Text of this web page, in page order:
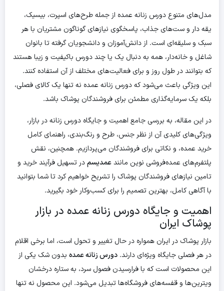
مدل‌های متنوع دورس زنانه عمده از جمله طرح‌های اسپرت، بیسیک،
یقه دار و ست‌های جذاب، پاسخگوی نیازهای گوناگون مشتریان با هر
سبک و سلیقه‌ای است. از دانش‌آموزان و دانشجویان گرفته تا بانوان
شاغل و خانه‌دار، همه به دنبال یک یا چند دورس باکیفیت و زیبا هستند
که بتوانند در طول روز و برای فعالیت‌های مختلف از آن استفاده کنند.
این ویژگی باعث می‌شود که دورس زنانه عمده نه تنها یک کالای فصلی،
بلکه یک سرمایه‌گذاری مطمئن برای فروشندگان پوشاک باشد.
در این مقاله، به بررسی جامع اهمیت و جایگاه دورس زنانه در بازار،
ویژگی‌های کلیدی آن از نظر جنس، طرح و رنگ‌بندی، راهنمای کامل
خرید عمده، و نکاتی برای فروشندگان می‌پردازیم. همچنین، نقش
پلتفرم‌های عمده‌فروشی نوین مانندعمدیسمدر تسهیل فرآیند خرید و
تامین نیازهای فروشندگان پوشاک را تشریح خواهیم کرد تا شما بتوانید
با آگاهی کامل، بهترین تصمیم را برای کسب‌وکار خود بگیرید.
اهمیت و جایگاه دورس زنانه عمده در بازار
پوشاک ایران
بازار پوشاک در ایران همواره در حال تغییر و تحول است، اما برخی اقلام
در هر فصلی جایگاه ویژه‌ای دارند. دورس زنانه عمده بدون شک یکی از
این محصولات است که با فرارسیدن فصول سرد، به ستاره درخشان
ویترین‌ها و قفسه‌های فروشگاه‌ها تبدیل می‌شود. این محصول نه تنها